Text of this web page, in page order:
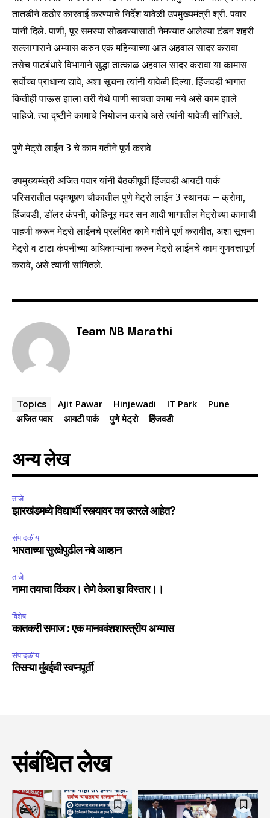
6,300
Fans
32,111
Followers
75
Followers
तातडीने कठोर कारवाई करण्याचे निर्देश यावेळी उपमुख्यमंत्री श्री. पवार
यांनी दिले. पाणी, पूर समस्या सोडवण्यासाठी नेमण्यात आलेल्या टंडन शहरी
सल्लागाराने अभ्यास करुन एक महिन्याच्या आत अहवाल सादर करावा
तसेच पाटबंधारे विभागाने सुद्धा तात्काळ अहवाल सादर करावा या कामास
सर्वोच्च प्राधान्य द्यावे, अशा सूचना त्यांनी यावेळी दिल्या. हिंजवडी भागात
कितीही पाऊस झाला तरी येथे पाणी साचता कामा नये असे काम झाले
पाहिजे. त्या दृष्टीने कामाचे नियोजन करावे असे त्यांनी यावेळी सांगितले.
पुणे मेट्रो लाईन 3 चे काम गतीने पूर्ण करावे
उपमुख्यमंत्री अजित पवार यांनी बैठकीपूर्वी हिंजवडी आयटी पार्क
परिसरातील पद्मभूषण चौकातील पुणे मेट्रो लाईन 3 स्थानक – क्रोमा,
हिंजवडी, डॉलर कंपनी, कोहिनूर मदर सन आदी भागातील मेट्रोच्या कामाची
पाहणी करून मेट्रो लाईनचे प्रलंबित कामे गतीने पूर्ण करावीत, अशा सूचना
मेट्रो व टाटा कंपनीच्या अधिकाऱ्यांना करुन मेट्रो लाईनचे काम गुणवत्तापूर्ण
करावे, असे त्यांनी सांगितले.
Team NB Marathi
Topics Ajit Pawar Hinjewadi IT Park
Pune
अजित पवार
आयटी पार्क पुणे मेट्रो हिंजवडी
अन्य लेख
ताजे
झारखंडमध्ये विद्यार्थी रस्त्यावर का उतरले आहेत?
संपादकीय
भारताच्या सुरक्षेपुढील नवे आव्हान
ताजे
नामा तयाचा किंकर। तेणे केला हा विस्तार।।
विशेष
कातकरी समाज : एक मानववंशशास्त्रीय अभ्यास
संपादकीय
तिसऱ्या मुंबईची स्वप्नपूर्ती
संबंधित लेख